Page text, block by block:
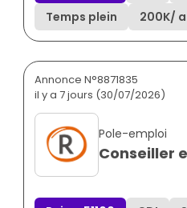
Temps plein
200K/
Annonce N°8871835
il y a 7 jours (30/07/2026)
Pole-emploi
Conseiller